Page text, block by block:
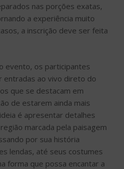
nas porções exatas,
a experiência muito
a inscrição deve ser feita
evento, os participantes
entradas ao vivo direto do
que se destacam em
de estarem ainda mais
é apresentar detalhes
marcada pela paisagem
por sua história
lendas, até seus costumes
forma que possa encantar a